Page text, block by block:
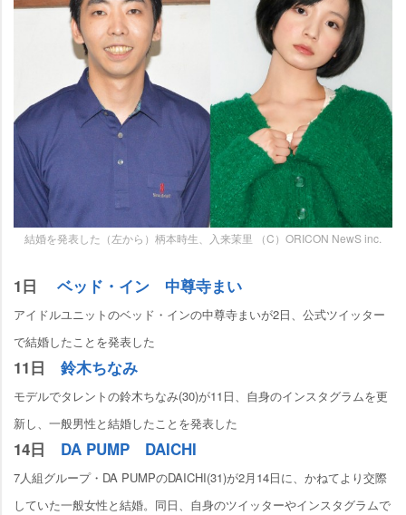
結婚を発表した（左から）柄本時生、入来茉里 （C）ORICON NewS inc.
1日 ベッド・イン 中尊寺まい
アイドルユニットのベッド・インの中尊寺まいが2日、公式ツイッター
で結婚したことを発表した
11日 鈴木ちなみ
モデルでタレントの鈴木ちなみ(30)が11日、自身のインスタグラムを更
新し、一般男性と結婚したことを発表した
14日 DA PUMP DAICHI
7人組グループ・DA PUMPのDAICHI(31)が2月14日に、かねてより交際
していた一般女性と結婚。同日、自身のツイッターやインスタグラムで